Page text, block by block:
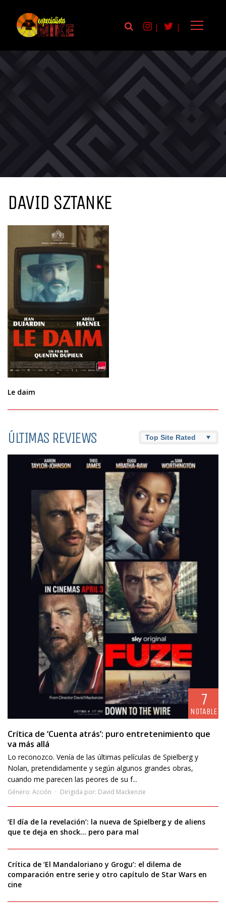
| |
DAVID SZTANKE
Le daim
ÚLTIMAS REVIEWS
7
NOTABLE
Crítica de ‘Cuenta atrás’: puro entretenimiento que
va más allá
Lo reconozco. Venía de las últimas películas de Spielberg y
Nolan, pretendidamente y según algunos grandes obras,
cuando me parecen las peores de su f...
Género: Acción Dirigida por: David Mackenzie
‘El día de la revelación’: la nueva de Spielberg y de aliens
que te deja en shock… pero para mal
Crítica de ‘El Mandaloriano y Grogu’: el dilema de
comparación entre serie y otro capítulo de Star Wars en
cine